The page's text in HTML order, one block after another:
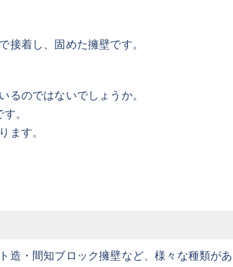
接着し、固めた擁壁です。
るのではないでしょうか。
。
ます。
造・間知ブロック擁壁など、様々な種類があ